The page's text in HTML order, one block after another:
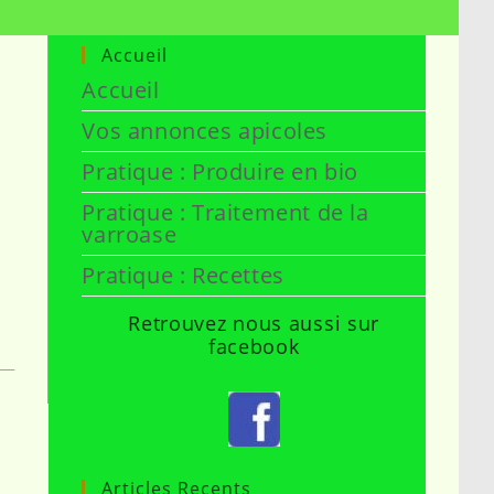
Accueil
Accueil
Vos annonces apicoles
Pratique : Produire en bio
Pratique : Traitement de la
varroase
Pratique : Recettes
Retrouvez nous aussi sur
facebook
Articles Recents